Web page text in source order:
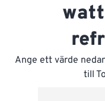
Ange ett värde
till